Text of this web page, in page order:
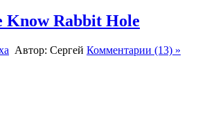
Know Rabbit Hole
Автор: Сергей Комментарии (13) »